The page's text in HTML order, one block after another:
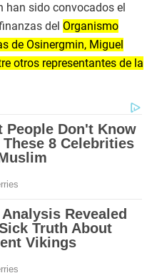
han sido convocados el
del Organismo
de Osinergmin, Miguel
otros representantes de la